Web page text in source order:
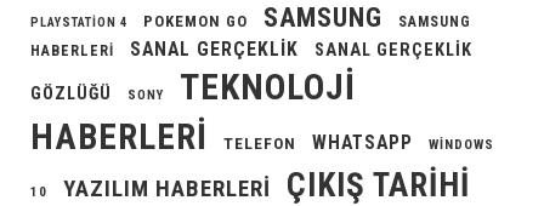
PLAYSTATION 4 POKEMON GO SAMSUNG
SAMSUNG
HABERLERI
SANAL GERÇEKLIK SANAL GERÇEKLIK
GÖZLÜĞÜ SONY
TEKNOLOJI
HABERLERI
TELEFON WHATSAPP WINDOWS
10 YAZILIM HABERLERI ÇIKIŞ TARIHI